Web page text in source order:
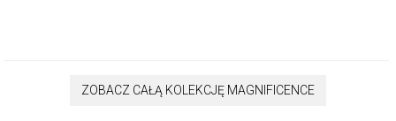
ZOBACZ CAŁĄ KOLEKCJĘ MAGNIFICENCE